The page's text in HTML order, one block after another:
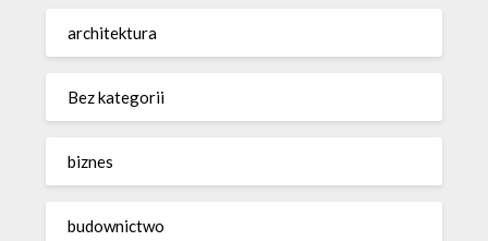
architektura
Bez kategorii
biznes
budownictwo